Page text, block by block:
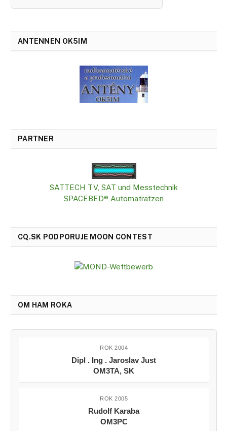
ANTENNEN OK5IM
PARTNER
SATTECH TV, SAT und Messtechnik
SPACEBED® Automatratzen
CQ.SK PODPORUJE MOON CONTEST
OM HAM ROKA
ROK 2004
Dipl . Ing . Jaroslav Just
OM3TA, SK
ROK 2005
Rudolf Karaba
OM3PC